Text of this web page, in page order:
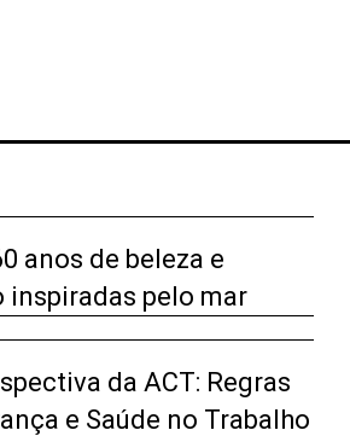
anos de beleza e
inspiradas pelo mar
da ACT: Regras
e Saúde no Trabalho